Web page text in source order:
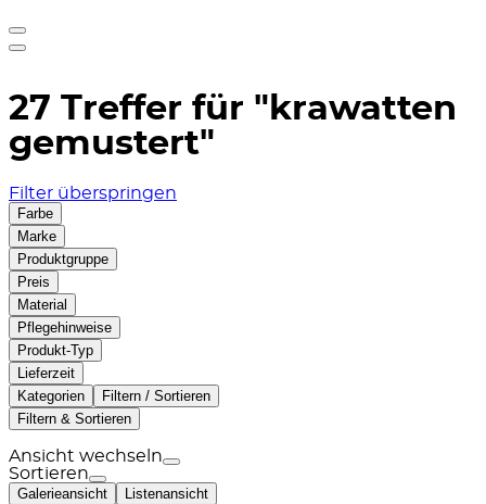
27 Treffer für "krawatten
gemustert"
Filter überspringen
Farbe
Marke
Produktgruppe
Preis
Material
Pflegehinweise
Produkt-Typ
Lieferzeit
Kategorien
Filtern / Sortieren
Filtern & Sortieren
Ansicht wechseln
Sortieren
Galerieansicht Listenansicht